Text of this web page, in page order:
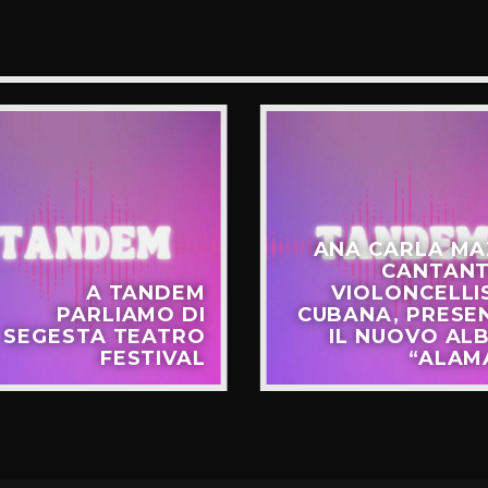
A TANDEM
PARLIAMO DI
SEGESTA TEATRO
FESTIVAL
ANA CARLA
CUBANA,
IL NUOVO